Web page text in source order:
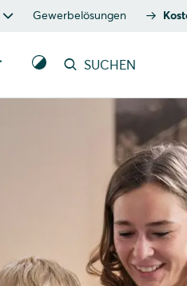
Gewerbelösungen
SUCHEN